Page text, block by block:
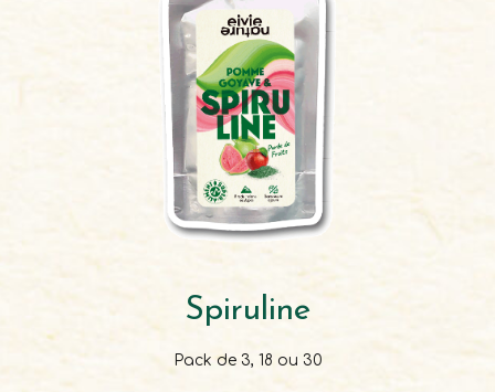
Spiruline
Pack de 3, 18 ou 30